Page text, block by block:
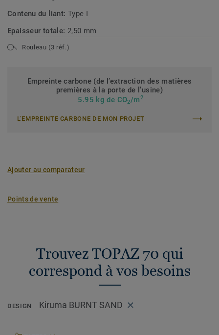
Contenu du liant: Type I
Epaisseur totale: 2,50 mm
Rouleau (3 réf.)
Empreinte carbone (de l’extraction des matières
premières à la porte de l’usine)
5.95 kg de CO2/m2
L’EMPREINTE CARBONE DE MON PROJET
Ajouter au comparateur
Points de vente
Trouvez TOPAZ 70 qui
correspond à vos besoins
DESIGN Kiruma BURNT SAND